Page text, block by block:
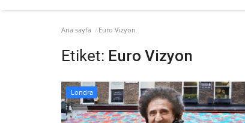
Ana sayfa Euro Vizyon
Etiket: Euro Vizyon
Londra